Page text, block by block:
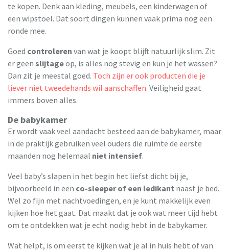
te kopen. Denk aan kleding, meubels, een kinderwagen of
een wipstoel. Dat soort dingen kunnen vaak prima nog een
ronde mee.
Goed controleren van wat je koopt blijft natuurlijk slim. Zit
er geen slijtageop, is alles nog stevig en kun je het wassen?
Dan zit je meestal goed. Toch zijn er ook producten die je
liever niet tweedehands wil aanschaffen. Veiligheid gaat
immers boven alles.
De babykamer
Er wordt vaak veel aandacht besteed aan de babykamer, maar
in de praktijk gebruiken veel ouders die ruimte de eerste
maanden nog helemaal niet intensief.
Veel baby’s slapen in het begin het liefst dicht bij je,
bijvoorbeeld in een co-sleeper of een ledikant naast je bed.
Wel zo fijn met nachtvoedingen, en je kunt makkelijk even
kijken hoe het gaat. Dat maakt dat je ook wat meer tijd hebt
om te ontdekken wat je echt nodig hebt in de babykamer.
Wat helpt, is om eerst te kijken wat je al in huis hebt of van